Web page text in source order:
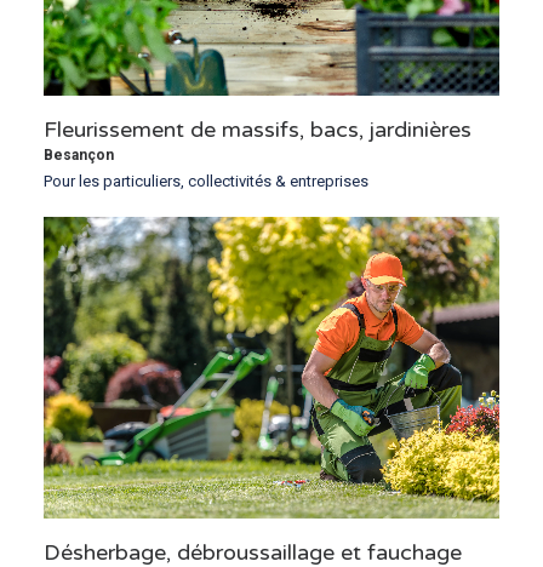
Fleurissement de massifs, bacs, jardinières
Besançon
Pour les particuliers, collectivités & entreprises
Désherbage, débroussaillage et fauchage